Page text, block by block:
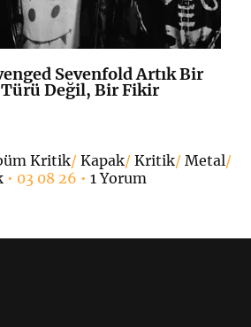
K+
Sevenfold Artık Bir
Değil, Bir Fikir
Kritik/ Kapak/ Kritik/ Metal/
• 03 08 26 • 1 Yorum